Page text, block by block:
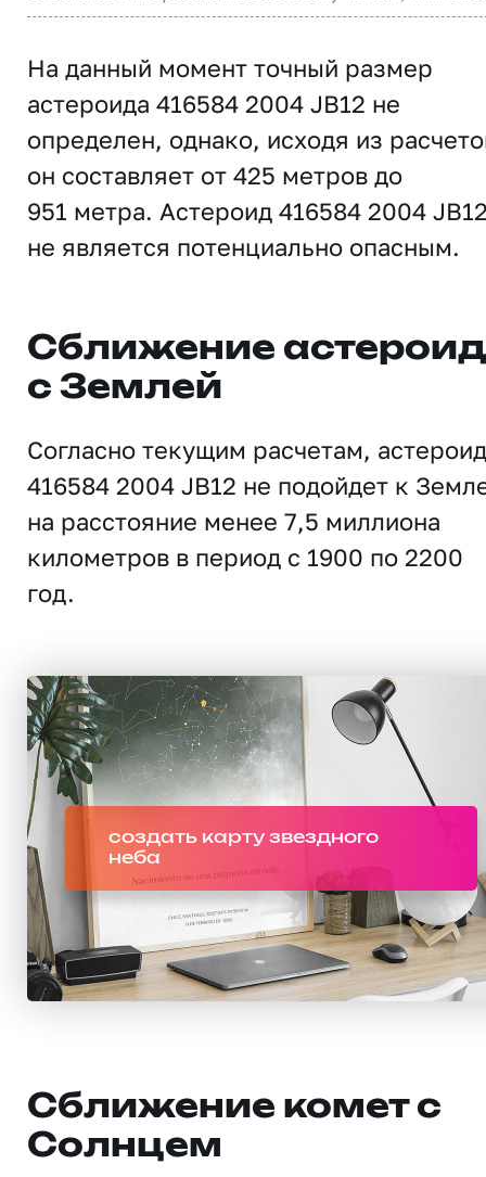
На данный момент точный размер
астероида 416584 2004 JB12 не
определен, однако, исходя из
он составляет от 425 метров до
951 метра. Астероид 416584 2004
не является потенциально опасным.
Сближение
с Землей
Согласно текущим расчетам, астероид
416584 2004 JB12 не подойдет к
на расстояние менее 7,5 миллиона
километров в период с 1900 по 2200
год.
создать карту звездного
неба
Сближение комет с
Солнцем